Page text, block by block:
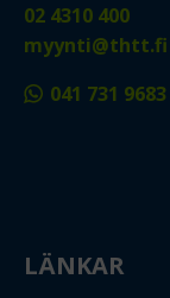
02 4310 400
myynti@thtt.fi
041 731 9683
LÄNKAR